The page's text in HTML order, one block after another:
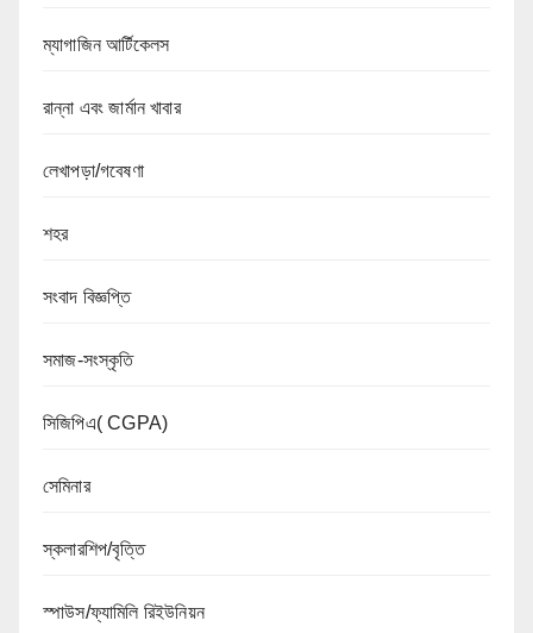
ম্যাগাজিন আর্টিকেলস
রান্না এবং জার্মান খাবার
লেখাপড়া/গবেষণা
শহর
সংবাদ বিজ্ঞপ্তি
সমাজ-সংস্কৃতি
সিজিপিএ( CGPA)
সেমিনার
স্কলারশিপ/বৃত্তি
স্পাউস/ফ্যামিলি রিইউনিয়ন